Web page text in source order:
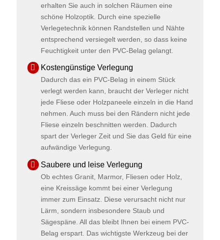
erhalten Sie auch in solchen Räumen eine
schöne Holzoptik. Durch eine spezielle
Verlegetechnik können Randstellen und Nähte
entsprechend versiegelt werden, so dass keine
Feuchtigkeit unter den PVC-Belag gelangt.
Kostengünstige Verlegung
Dadurch das ein PVC-Belag in einem Stück
verlegt werden kann, braucht der Verleger nicht
jede Fliese oder Holzpaneele einzeln in die Hand
nehmen. Auch muss bei den Rändern nicht jede
Fliese einzeln beschnitten werden. Dadurch
spart der Verleger Zeit und Sie das Geld für eine
aufwändige Verlegung.
Saubere und leise Verlegung
Ob echtes Granit, Marmor, Fliesen oder Holz,
eine Kreissäge kommt bei einer Verlegung
immer zum Einsatz. Diese verursacht nicht nur
Lärm, sondern insbesondere Staub und
Sägespäne. All das bleibt Ihnen bei einem PVC-
Belag erspart. Das wichtigste Werkzeug bei der